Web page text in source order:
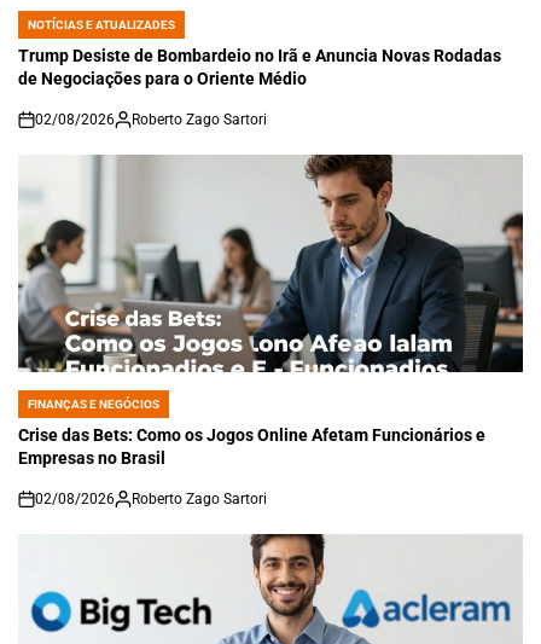
POSTED
IN
NOTÍCIAS E ATUALIZADES
Trump Desiste de Bombardeio no Irã e Anuncia Novas Rodadas
de Negociações para o Oriente Médio
on
02/08/2026 Roberto Zago Sartori
POSTED
IN
FINANÇAS E NEGÓCIOS
Crise das Bets: Como os Jogos Online Afetam Funcionários e
Empresas no Brasil
on
02/08/2026 Roberto Zago Sartori